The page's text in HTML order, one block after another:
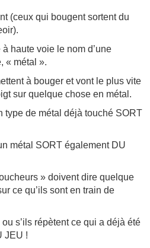
(ceux qui bougent sortent du
à haute voie le nom d’une
« métal ».
à bouger et vont le plus vite
sur quelque chose en métal.
type de métal déjà touché SORT
métal SORT également DU
» doivent dire quelque
ce qu’ils sont en train de
ou s’ils répètent ce qui a déjà été
JEU !